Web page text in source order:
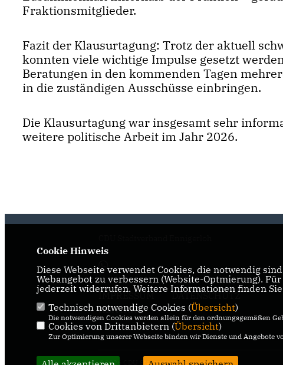
Fraktionsmitglieder.
Fazit der Klausurtagung: Trotz der aktuell
konnten viele wichtige Impulse gesetzt
Beratungen in den kommenden Tagen
in die zuständigen Ausschüsse einbringen.
Die Klausurtagung war insgesamt sehr
weitere politische Arbeit im Jahr 2026.
IMPRESSUM
DATENSCHUTZ
KONTAKT
@2026 CDU Stadtverband Ennigerloh
Cookie Hinweis
Diese Webseite verwendet Cookies, die notwendig
Webangebot zu verbessern (Website-Optmierung).
jederzeit widerrufen. Weitere Informationen finden
Technisch notwendige Cookies (Übersicht)
Die notwendigen Cookies werden allein für den ordnungsgemäßen
Cookies von Drittanbietern (Übersicht)
Zur Optimierung unserer Webseite binden wir Dienste und Angebote